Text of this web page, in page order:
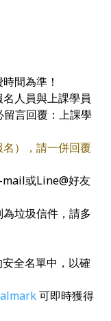
間為準！
人員與上課學員
言回覆：上課學
），請一併回覆
mail或Line@好友
垃圾信件，請多
全名單中，以確
可即時獲得